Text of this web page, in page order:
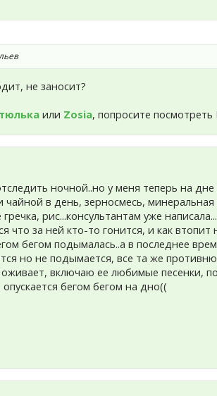
не заносит?
или Zosia, попросите
ночной..но у меня теперь на дне
чайной в день, зерносмесь,
рис...консультантам уже написала...
что за ней кто-то гонится, и как
бегом подымалась..а в последнее
но не подымается, все та же
включаю ее любимые песенки,
бегом бегом на дно((